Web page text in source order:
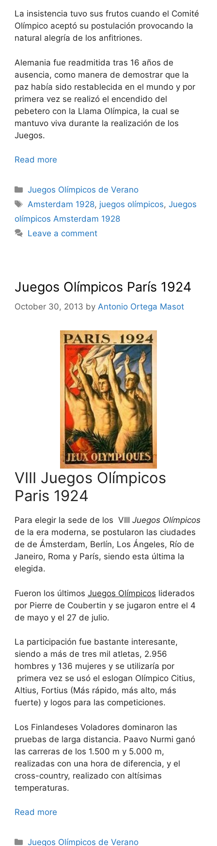
La insistencia tuvo sus frutos cuando el Comité
Olímpico aceptó su postulación provocando la
natural alegría de los anfitriones.
Alemania fue readmitida tras 16 años de
ausencia, como manera de demostrar que la
paz había sido restablecida en el mundo y por
primera vez se realizó el encendido del
pebetero con la Llama Olímpica, la cual se
mantuvo viva durante la realización de los
Juegos.
Read more
Categories
Juegos Olímpicos de Verano
Tags
Amsterdam 1928, juegos olímpicos,Juegos
olímpicos Amsterdam 1928
Leave a comment
Juegos Olímpicos París 1924
October 30, 2013 by Antonio Ortega Masot
VIII Juegos Olímpicos
Paris 1924
Para elegir la sede de los VIII Juegos Olímpicos
de la era moderna, se postularon las ciudades
de de Ámsterdam, Berlín, Los Ángeles, Río de
Janeiro, Roma y París, siendo esta última la
elegida.
Fueron los últimos Juegos Olímpicos liderados
por Pierre de Coubertin y se jugaron entre el 4
de mayo y el 27 de julio.
La participación fue bastante interesante,
siendo a más de tres mil atletas, 2.956
hombres y 136 mujeres y se utilizaría por
primera vez se usó el eslogan Olímpico Citius,
Altius, Fortius (Más rápido, más alto, más
fuerte) y logos para las competiciones.
Los Finlandeses Voladores dominaron las
pruebas de larga distancia. Paavo Nurmi ganó
las carreras de los 1.500 m y 5.000 m,
realizadas con una hora de diferencia, y el
cross-country, realizado con altísimas
temperaturas.
Read more
Categories
Juegos Olímpicos de Verano